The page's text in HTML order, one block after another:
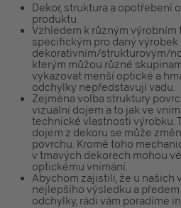
Dekor, struktura a opotřebení
produktu.
Vzhledem k různým
specifickým pro daný výrobek
dekorativním/strukturovým/
kterým můžou různé
vykazovat menší optické a
odchylky nepředstavují vadu.
Zejména volba struktury
vizuální dojem a to jak ve
technické vlastnosti výrobku.
dojem z dekoru se může
povrchu. Kromě toho
v tmavých dekorech mohou
optickému vnímání.
Abychom zajistili, že u našich
nejlepšího výsledku a
odchylky, rádi vám poradíme